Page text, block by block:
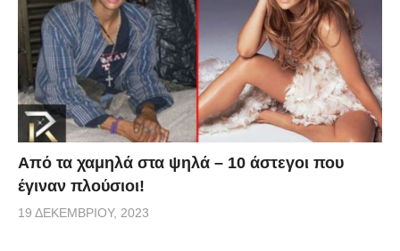
Από τα χαμηλά στα ψηλά – 10 άστεγοι που
έγιναν πλούσιοι!
19 ΔΕΚΕΜΒΡΊΟΥ, 2023